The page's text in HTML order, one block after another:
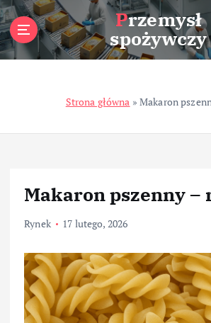
S
k
i
p
n
Przemysł
spożywczy
Strona główna »Makaron
Makaron pszenny –
Rynek 17 lutego, 2026